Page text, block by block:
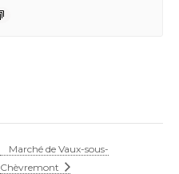
Marché de Vaux-sous-
Chèvremont